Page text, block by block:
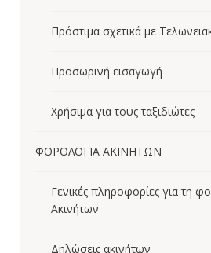
Πρόστιμα σχετικά με
Προσωρινή εισαγωγή
Χρήσιμα για τους ταξιδιώτες
ΦΟΡΟΛΟΓΙΑ ΑΚΙΝΗΤΩΝ
Γενικές πληροφορίες για τη
Ακινήτων
Δηλώσεις ακινήτων